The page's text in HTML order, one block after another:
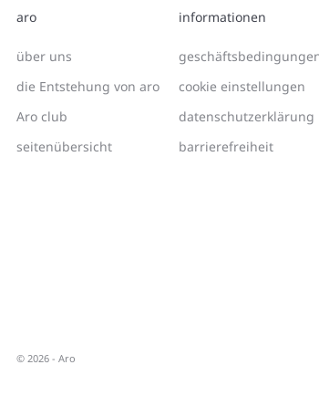
aro
über uns
die Entstehung von aro
Aro club
seitenübersicht
informationen
cookie einstellungen
datenschutzerklärung
barrierefreiheit
© 2026 - Aro